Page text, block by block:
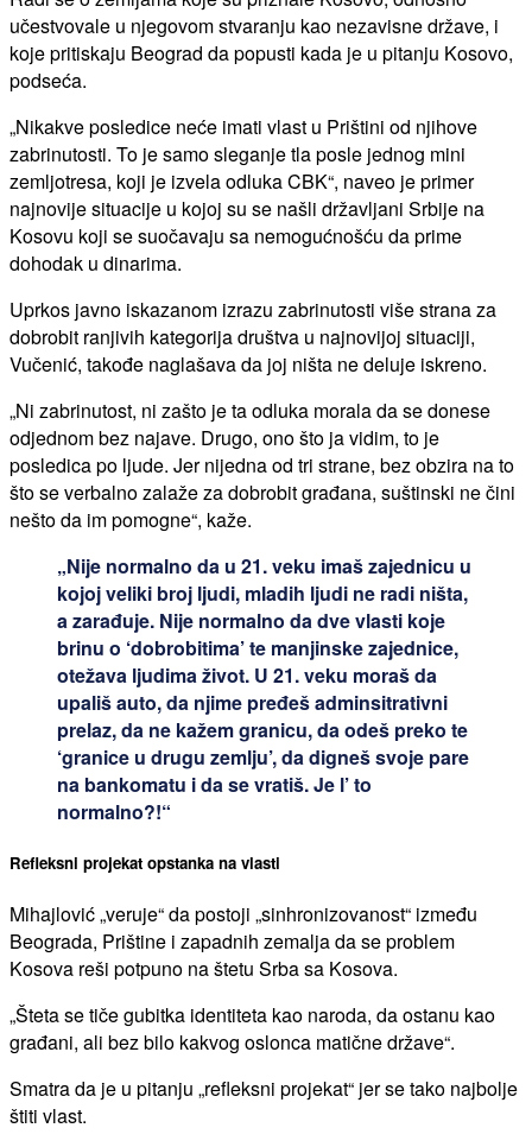
učestvovale u njegovom stvaranju kao nezavisne države, i
koje pritiskaju Beograd da popusti kada je u pitanju Kosovo,
podseća.
„Nikakve posledice neće imati vlast u Prištini od njihove
zabrinutosti. To je samo sleganje tla posle jednog mini
zemljotresa, koji je izvela odluka CBK“, naveo je primer
najnovije situacije u kojoj su se našli državljani Srbije na
Kosovu koji se suočavaju sa nemogućnošću da prime
dohodak u dinarima.
Uprkos javno iskazanom izrazu zabrinutosti više strana za
dobrobit ranjivih kategorija društva u najnovijoj situaciji,
Vučenić, takođe naglašava da joj ništa ne deluje iskreno.
„Ni zabrinutost, ni zašto je ta odluka morala da se donese
odjednom bez najave. Drugo, ono što ja vidim, to je
posledica po ljude. Jer nijedna od tri strane, bez obzira na to
što se verbalno zalaže za dobrobit građana, suštinski ne čini
nešto da im pomogne“, kaže.
„Nije normalno da u 21. veku imaš zajednicu u
kojoj veliki broj ljudi, mladih ljudi ne radi ništa,
a zarađuje. Nije normalno da dve vlasti koje
brinu o ‘dobrobitima’ te manjinske zajednice,
otežava ljudima život. U 21. veku moraš da
upališ auto, da njime pređeš adminsitrativni
prelaz, da ne kažem granicu, da odeš preko te
‘granice u drugu zemlju’, da digneš svoje pare
na bankomatu i da se vratiš. Je l’ to
normalno?!“
Refleksni projekat opstanka na vlasti
Mihajlović „veruje“ da postoji „sinhronizovanost“ između
Beograda, Prištine i zapadnih zemalja da se problem
Kosova reši potpuno na štetu Srba sa Kosova.
„Šteta se tiče gubitka identiteta kao naroda, da ostanu kao
građani, ali bez bilo kakvog oslonca matične države“.
Smatra da je u pitanju „refleksni projekat“ jer se tako najbolje
štiti vlast.